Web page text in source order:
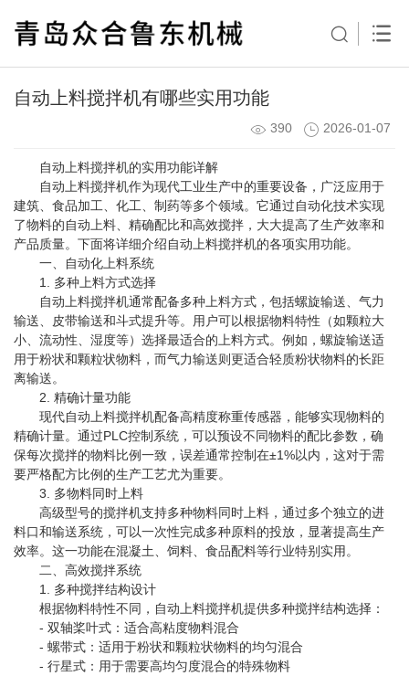
自动上料搅拌机有哪些实用功能
390 2026-01-07
自动上料搅拌机的实用功能详解
自动上料搅拌机作为现代工业生产中的重要设备，广泛应用于
建筑、食品加工、化工、制药等多个领域。它通过自动化技术实现
了物料的自动上料、精确配比和高效搅拌，大大提高了生产效率和
产品质量。下面将详细介绍自动上料搅拌机的各项实用功能。
一、自动化上料系统
1. 多种上料方式选择
自动上料搅拌机通常配备多种上料方式，包括螺旋输送、气力
输送、皮带输送和斗式提升等。用户可以根据物料特性（如颗粒大
小、流动性、湿度等）选择最适合的上料方式。例如，螺旋输送适
用于粉状和颗粒状物料，而气力输送则更适合轻质粉状物料的长距
离输送。
2. 精确计量功能
现代自动上料搅拌机配备高精度称重传感器，能够实现物料的
精确计量。通过PLC控制系统，可以预设不同物料的配比参数，确
保每次搅拌的物料比例一致，误差通常控制在±1%以内，这对于需
要严格配方比例的生产工艺尤为重要。
3. 多物料同时上料
高级型号的搅拌机支持多种物料同时上料，通过多个独立的进
料口和输送系统，可以一次性完成多种原料的投放，显著提高生产
效率。这一功能在混凝土、饲料、食品配料等行业特别实用。
二、高效搅拌系统
1. 多种搅拌结构设计
根据物料特性不同，自动上料搅拌机提供多种搅拌结构选择：
- 双轴桨叶式：适合高粘度物料混合
- 螺带式：适用于粉状和颗粒状物料的均匀混合
- 行星式：用于需要高均匀度混合的特殊物料